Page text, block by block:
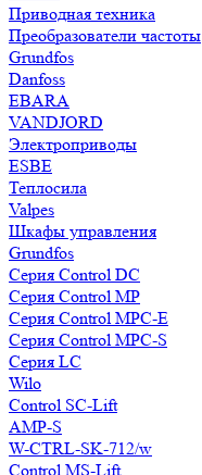
Приводная техника
Преобразователи частоты
Grundfos
Danfoss
EBARA
VANDJORD
Электроприводы
ESBE
Теплосила
Valpes
Шкафы управления
Grundfos
Серия Control DC
Серия Control MP
Серия Control MPC-E
Серия Control MPC-S
Серия LC
Wilo
Control SC-Lift
AMP-S
W-CTRL-SK-712/w
Control MS-Lift